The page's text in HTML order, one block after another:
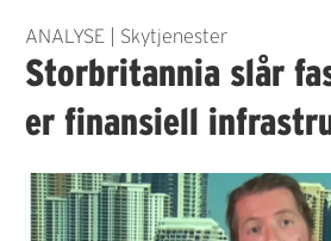
ANALYSE | Skytjenester
Storbritannia slår
er finansiell